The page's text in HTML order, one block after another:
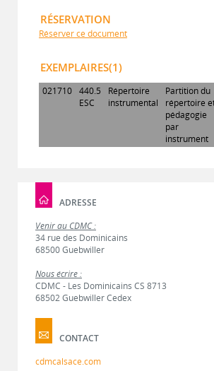
RÉSERVATION
Réserver ce document
EXEMPLAIRES(1)
021710 440.5
ESC
Répertoire
instrumental
Partition du
répertoire
pédagogie
par
instrument
ADRESSE
Venir au CDMC :
34 rue des Dominicains
68500 Guebwiller
Nous écrire :
CDMC - Les Dominicains CS 8713
68502 Guebwiller Cedex
CONTACT
cdmcalsace.com